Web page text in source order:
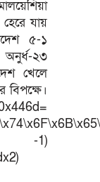
যায়
৫-১
২৩
খেলে
বিপক্ষে।
-1)